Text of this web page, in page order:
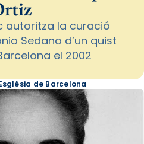
autoritza la curació
Sedano d’un quist
el 2002
de Barcelona